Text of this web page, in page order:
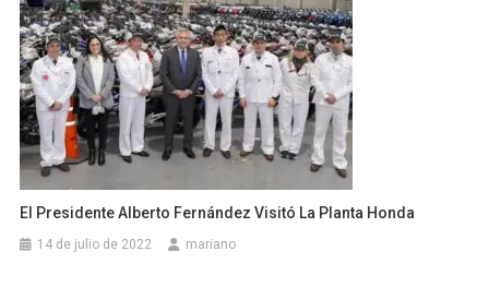
El Presidente Alberto Fernández Visitó La Planta Honda
14 de julio de 2022 mariano